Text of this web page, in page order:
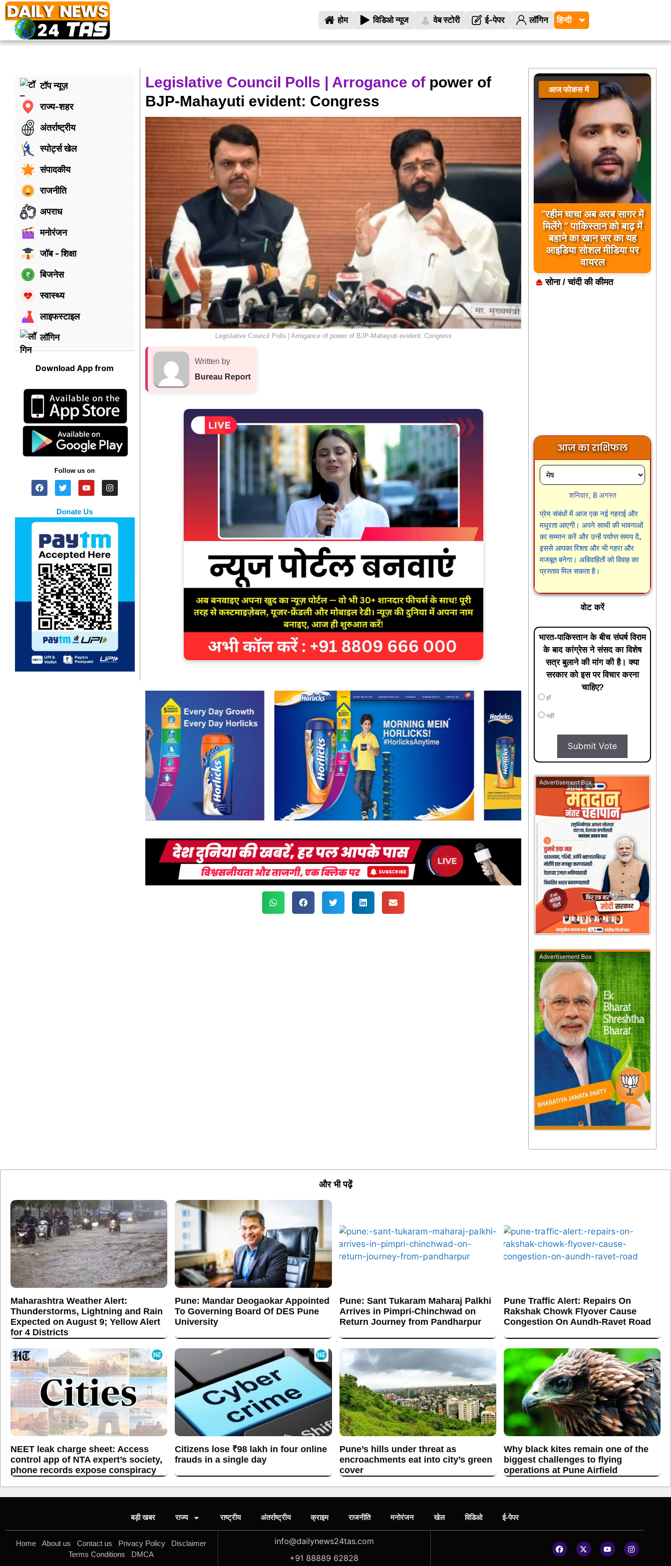
होम विडिओ न्यूज वेब स्टोरी ई-पेपर लॉगिन
टॉप न्यूज़
राज्य-शहर
अंतर्राष्ट्रीय
स्पोर्ट्स खेल
संपादकीय
राजनीति
अपराध
मनोरंजन
जॉब - शिक्षा
बिजनेस
स्वास्थ्य
लाइफस्टाइल
लॉगिन
Download App from
Follow us on
Donate Us
Legislative Council Polls | Arrogance ofpower of
BJP-Mahayuti evident: Congress
Legislative Council Polls | Arrogance of power of BJP-Mahayuti evident: Congress
Written by
Bureau Report
आज फोकस में
“रहीम चाचा अब अरब सागर में
मिलेंगे ” पाकिस्तान को बाढ़ में
बहाने का खान सर का यह
आइडिया सोशल मीडिया पर
वायरल
सोना / चांदी की कीमत
आज का राशिफल
शनिवार, 8 अगस्त
प्रेम संबंधों में आज एक नई गहराई और
मधुरता आएगी। अपने साथी की भावनाओं
का सम्मान करें और उन्हें पर्याप्त समय दें,
इससे आपका रिश्ता और भी गहरा और
मजबूत बनेगा। अविवाहितों को विवाह का
प्रस्ताव मिल सकता है।
वोट करें
भारत-पाकिस्तान के बीच संघर्ष विराम
के बाद कांग्रेस ने संसद का विशेष
सत्र बुलाने की मांग की है। क्या
सरकार को इस पर विचार करना
चाहिए?
हाँ
नहीं
Submit Vote
Advertisement Box
Advertisement Box
और भी पढ़ें
Maharashtra Weather Alert:
Thunderstorms, Lightning and Rain
Expected on August 9; Yellow Alert
for 4 Districts
Pune: Mandar Deogaokar Appointed
To Governing Board Of DES Pune
University
Pune: Sant Tukaram Maharaj Palkhi
Arrives in Pimpri-Chinchwad on
Return Journey from Pandharpur
Pune Traffic Alert: Repairs On
Rakshak Chowk Flyover Cause
Congestion On Aundh-Ravet Road
NEET leak charge sheet: Access
control app of NTA expert’s society,
phone records expose conspiracy
Citizens lose ₹98 lakh in four online
frauds in a single day
Pune’s hills under threat as
encroachments eat into city’s green
cover
Why black kites remain one of the
biggest challenges to flying
operations at Pune Airfield
बड़ी खबर राज्य राष्ट्रीय अंतर्राष्ट्रीय क्राइम राजनीति मनोरंजन खेल विडिओ ई-पेपर
Home About us Contact us Privacy Policy
Disclaimer
Terms Conditions
DMCA
info@dailynews24tas.com
+91 88889 62828